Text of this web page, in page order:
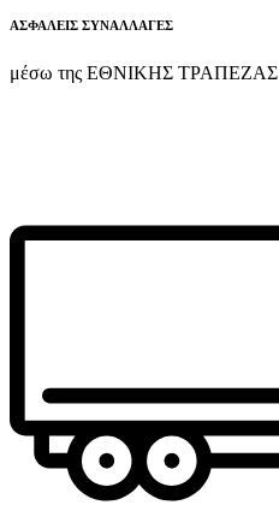
ΑΣΦΑΛΕΙΣ ΣΥΝΑΛΛΑΓΕΣ
μέσω της ΕΘΝΙΚΗΣ ΤΡΑΠΕΖΑΣ